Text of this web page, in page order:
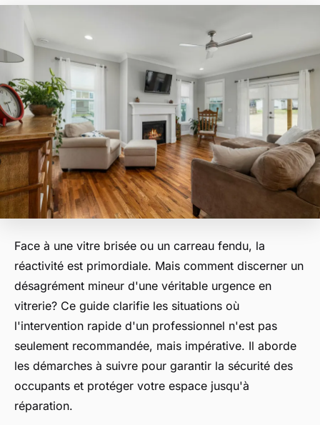
Face à une vitre brisée ou un carreau fendu, la
réactivité est primordiale. Mais comment discerner un
désagrément mineur d'une véritable urgence en
vitrerie? Ce guide clarifie les situations où
l'intervention rapide d'un professionnel n'est pas
seulement recommandée, mais impérative. Il aborde
les démarches à suivre pour garantir la sécurité des
occupants et protéger votre espace jusqu'à
réparation.